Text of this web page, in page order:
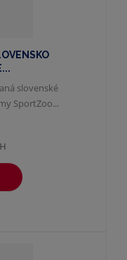
slovenské
SportZoo...